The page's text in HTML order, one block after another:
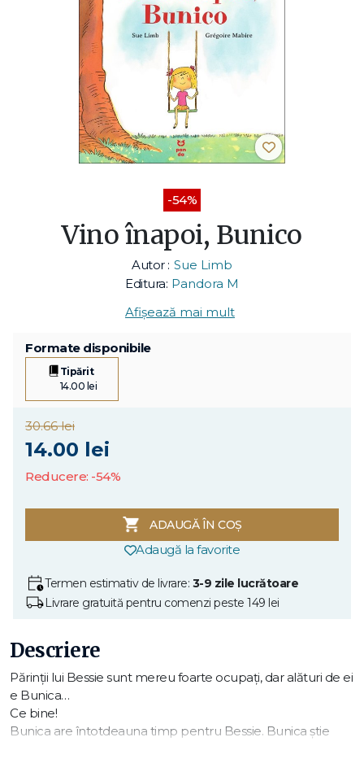
-54%
Vino înapoi, Bunico
Autor : Sue Limb
Editura: Pandora M
Afișează mai mult
Formate disponibile
Tipărit
14.00 lei
30.66 lei
14.00 lei
Reducere: -54%
ADAUGĂ ÎN COȘ
Adaugă la favorite
Termen estimativ de livrare: 3-9 zile lucrătoare
Livrare gratuită pentru comenzi peste 149 lei
Descriere
Părinții lui Bessie sunt mereu foarte ocupați, dar alături de ei
e Bunica…
Ce bine!
Bunica are întotdeauna timp pentru Bessie. Bunica știe